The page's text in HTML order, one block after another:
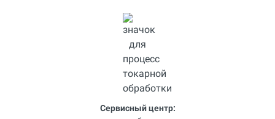
Сервисный центр: